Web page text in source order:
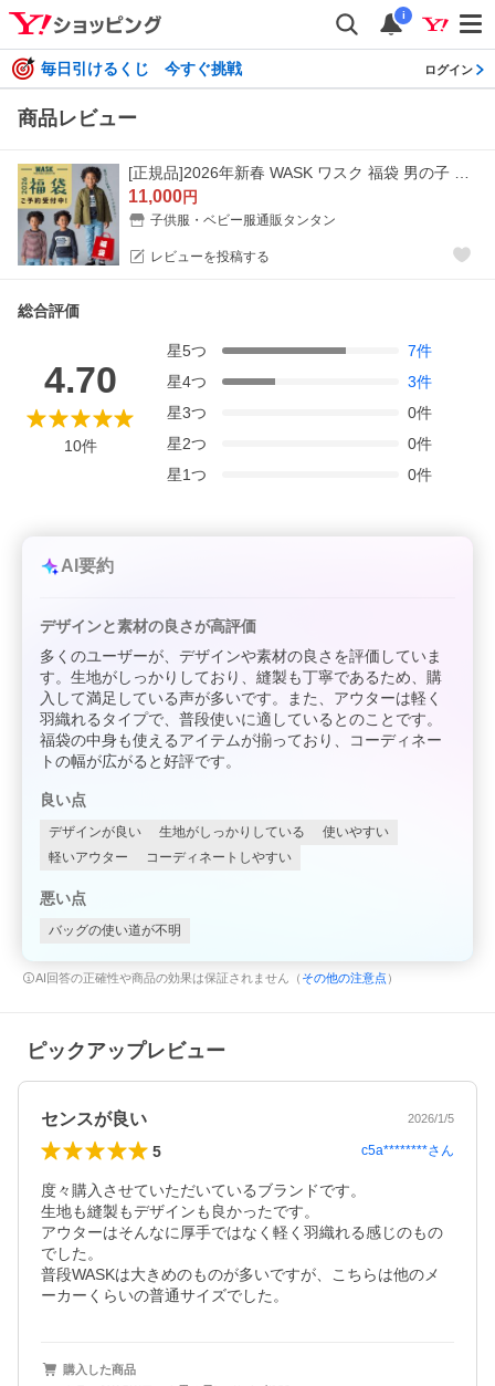
i
毎日引けるくじ 今すぐ挑戦 ログイン
商品レビュー
11,000円
子供服・ベビー服通販タンタン
レビューを投稿する
総合評価
4.70
10件
星5つ 7件
星4つ 3件
星3つ 0件
星2つ 0件
星1つ 0件
AI要約
デザインと素材の良さが高評価
多くのユーザーが、デザインや素材の良さを評価していま
す。生地がしっかりしており、縫製も丁寧であるため、購
入して満足している声が多いです。また、アウターは軽く
羽織れるタイプで、普段使いに適しているとのことです。
福袋の中身も使えるアイテムが揃っており、コーディネー
トの幅が広がると好評です。
良い点
デザインが良い 生地がしっかりしている
使いやすい
軽いアウター
コーディネートしやすい
悪い点
バッグの使い道が不明
AI回答の正確性や商品の効果は保証されません（ その他の注意点 ）
ピックアップレビュー
センスが良い 2026/1/5
5 c5a********さん
度々購入させていただいているブランドです。
生地も縫製もデザインも良かったです。
アウターはそんなに厚手ではなく軽く羽織れる感じのもの
でした。
普段WASKは大きめのものが多いですが、こちらは他のメ
ーカーくらいの普通サイズでした。
購入した商品